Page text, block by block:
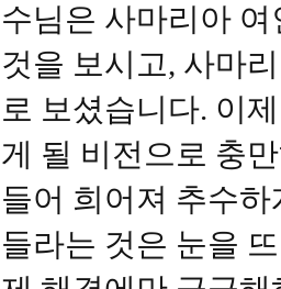
수님은 사마리아
것을 보시고, 사마
로 보셨습니다. 이
게 될 비전으로 충
들어 희어져 추수
들라는 것은 눈을